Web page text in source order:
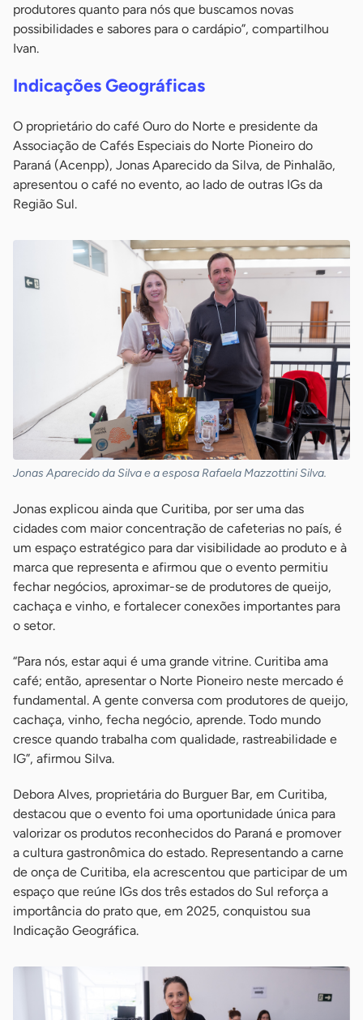
produtores quanto para nós que buscamos novas
possibilidades e sabores para o cardápio”, compartilhou
Ivan.
Indicações Geográficas
O proprietário do café Ouro do Norte e presidente da
Associação de Cafés Especiais do Norte Pioneiro do
Paraná (Acenpp), Jonas Aparecido da Silva, de Pinhalão,
apresentou o café no evento, ao lado de outras IGs da
Região Sul.
Jonas Aparecido da Silva e a esposa Rafaela Mazzottini Silva.
Jonas explicou ainda que Curitiba, por ser uma das
cidades com maior concentração de cafeterias no país, é
um espaço estratégico para dar visibilidade ao produto e à
marca que representa e afirmou que o evento permitiu
fechar negócios, aproximar-se de produtores de queijo,
cachaça e vinho, e fortalecer conexões importantes para
o setor.
“Para nós, estar aqui é uma grande vitrine. Curitiba ama
café; então, apresentar o Norte Pioneiro neste mercado é
fundamental. A gente conversa com produtores de queijo,
cachaça, vinho, fecha negócio, aprende. Todo mundo
cresce quando trabalha com qualidade, rastreabilidade e
IG”, afirmou Silva.
Debora Alves, proprietária do Burguer Bar, em Curitiba,
destacou que o evento foi uma oportunidade única para
valorizar os produtos reconhecidos do Paraná e promover
a cultura gastronômica do estado. Representando a carne
de onça de Curitiba, ela acrescentou que participar de um
espaço que reúne IGs dos três estados do Sul reforça a
importância do prato que, em 2025, conquistou sua
Indicação Geográfica.